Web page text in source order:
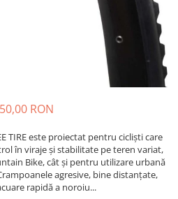
cadru
camere-
cauciucuri-
RON
TIRE este proiectat pentru cicliști care
în viraje și stabilitate pe teren variat,
Bike, cât și pentru utilizare urbană
agresive, bine distanțate,
rapidă a noroiu...